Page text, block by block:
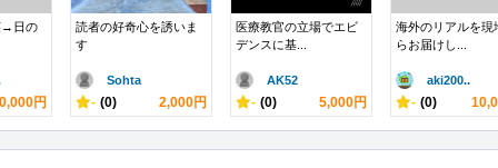
→日の
円
読者の好奇心を誘いま
す
Sohta
- (0) 2,000円
医療教官の立場でエビ
デンスに基...
AK52
- (0) 5,000円
海外のリアルを現
らお届けし...
aki200..
- (0)